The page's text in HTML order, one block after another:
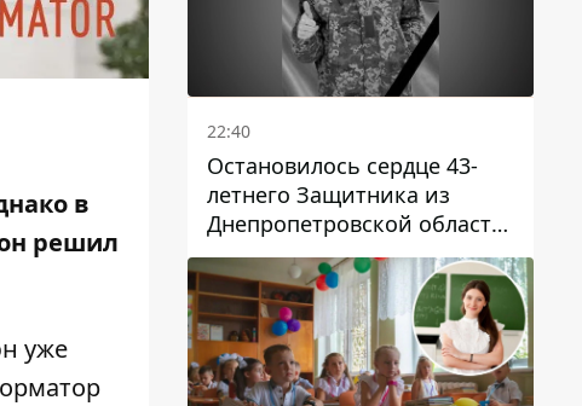
в
решил
уже
22:40
Остановилось сердце 43-
летнего Защитника из
Днепропетровской области
Евгения Зинченко